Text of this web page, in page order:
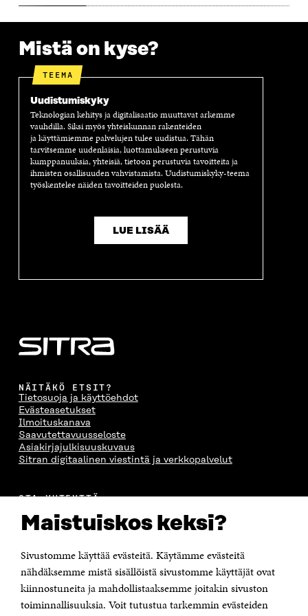
Maistuiskos keksi?
Sivustomme käyttää evästeitä. Käytämme evästeitä
nähdäksemme mistä sisällöistä sivustomme käyttäjät ovat
kiinnostuneita ja mahdollistaaksemme joitakin sivuston
toiminnallisuuksia. Voit tutustua tarkemmin evästeiden
Mistä on kyse?
TEEMA
Uudistumiskyky
Teknologian kehitys ja digitalisaatio muuttavat arkemme
vauhdilla. Siksi myös yhteiskunnan rakenteiden
ja käyttämiemme palvelujen tulee uudistua. Tähän
tarvitsemme uudenlaisia, luottamukseen perustuvia
kumppanuuksia, yhteisiä, tietoon perustuvia tavoitteita ja
ihmisten osallisuuden vahvistamista. Uudistumiskyky-teema
työskentelee näiden tavoitteiden puolesta.
LUE LISÄÄ
NÄITÄKÖ ETSIT?
Tietosuoja ja käyttöehdot
Evästeasetukset
Ilmoituskanava
Saavutettavuusseloste
Asiakirjajulkisuuskuvaus
Sitran digitaalinen viestintä ja verkkopalvelut
OTA YHTEYTTÄ
Itämerenkatu 11-13, PL 160,
00181 Helsinki
Puhelin +358 294 618 991
Sähköpostiosoite
Saapumisohjeet